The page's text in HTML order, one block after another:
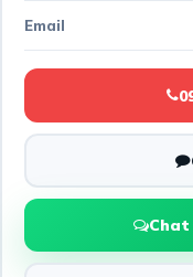
Email
Chat